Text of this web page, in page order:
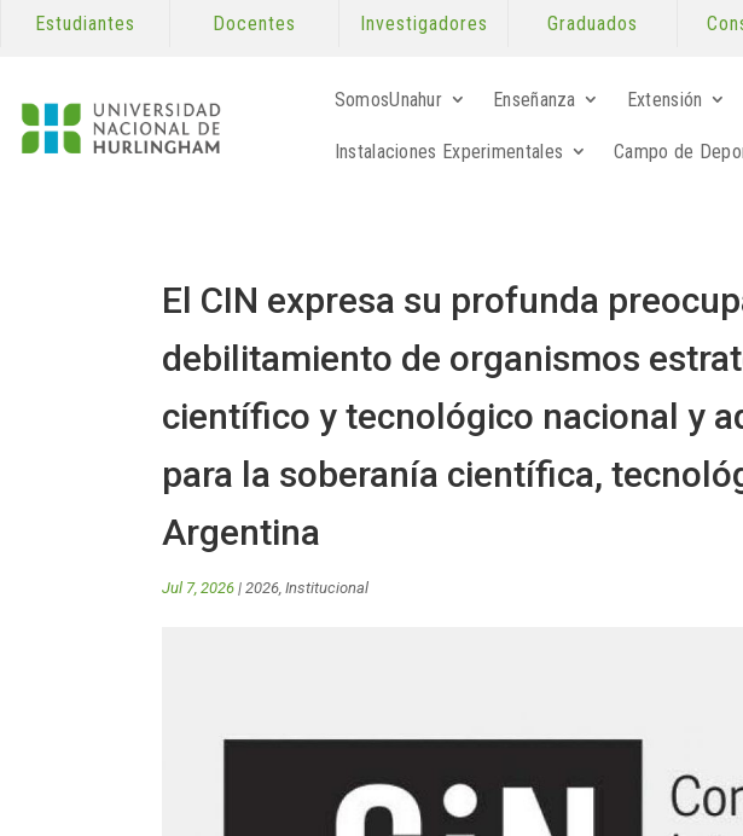
Estudiantes Docentes Investigadores Graduados
SomosUnahur Enseñanza Extensión
Instalaciones Experimentales Campo de
El CIN expresa su profunda
debilitamiento de organismos
científico y tecnológico nacional y
para la soberanía científica,
Argentina
Jul 7, 2026 |2026,Institucional